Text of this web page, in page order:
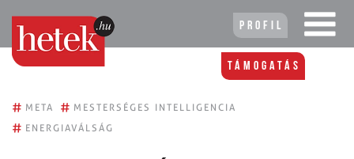
Profil
Támogatás
# META # MESTERSÉGES INTELLIGENCIA
# ENERGIAVÁLSÁG